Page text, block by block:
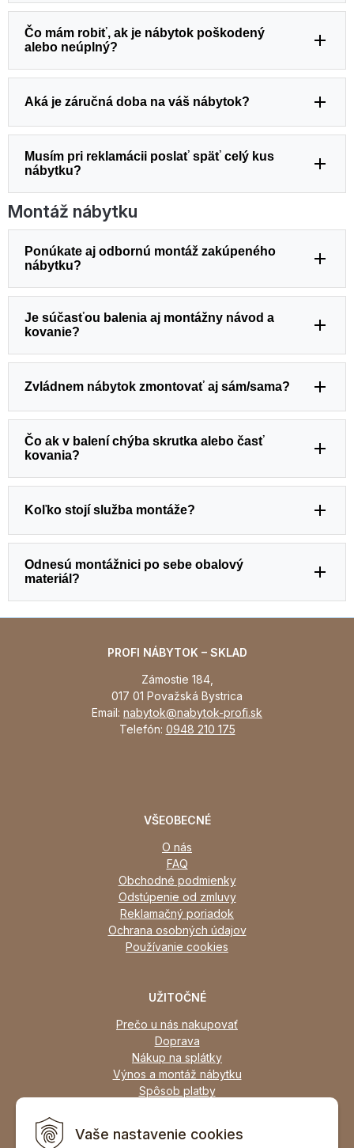
Vaše nastavenie cookies
Čo mám robiť, ak je nábytok poškodený
alebo neúplný?
Aká je záručná doba na váš nábytok?
Musím pri reklamácii poslať späť celý kus
nábytku?
Montáž nábytku
Ponúkate aj odbornú montáž zakúpeného
nábytku?
Je súčasťou balenia aj montážny návod a
kovanie?
Zvládnem nábytok zmontovať aj sám/sama?
Čo ak v balení chýba skrutka alebo časť
kovania?
Koľko stojí služba montáže?
Odnesú montážnici po sebe obalový
materiál?
PROFI NÁBYTOK – SKLAD
Zámostie 184,
017 01 Považská Bystrica
Email: nabytok@nabytok-profi.sk
Telefón: 0948 210 175
VŠEOBECNÉ
O nás
FAQ
Obchodné podmienky
Odstúpenie od zmluvy
Reklamačný poriadok
Ochrana osobných údajov
Používanie cookies
UŽITOČNÉ
Prečo u nás nakupovať
Doprava
Nákup na splátky
Výnos a montáž nábytku
Spôsob platby
Zariadime všetky typy interiérov